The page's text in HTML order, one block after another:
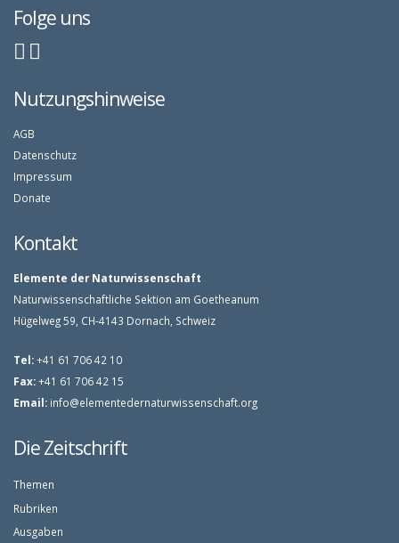
Folge uns
Nutzungshinweise
AGB
Datenschutz
Impressum
Donate
Kontakt
Elemente der Naturwissenschaft
Naturwissenschaftliche Sektion am Goetheanum
Hügelweg 59, CH-4143 Dornach, Schweiz
Tel:+41 61 706 42 10
Fax:+41 61 706 42 15
Email: info@elementedernaturwissenschaft.org
Die Zeitschrift
Themen
Rubriken
Ausgaben